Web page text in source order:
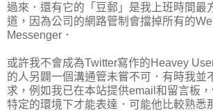
過來．還有它的「豆郵」是我上班時間最
道，因為公司的網路管制會擋掉所有的
Messenger．
或許我不會成為Twitter寫作的Heavey
的人另闢一個溝通管未嘗不可．有時我並
求，例如我已在本站提供email和留言板
特定的環境下才能表達．可能他比較熟悉